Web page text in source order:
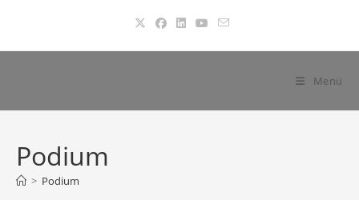
springen
Menü
Podium
> Podium